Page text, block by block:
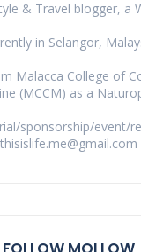
& Travel blogger, a
in Selangor,
Malacca College of
(MCCM) as a
sponsorship/event/
thisislife.me@gmail.com